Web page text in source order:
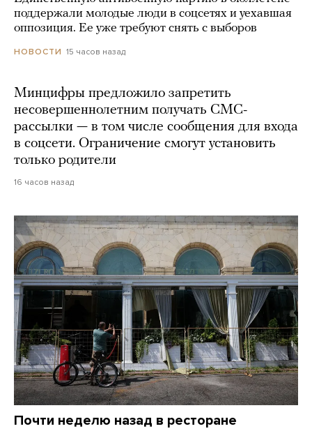
поддержали молодые люди в соцсетях и уехавшая
оппозиция. Ее уже требуют снять с выборов
НОВОСТИ 15 часов назад
Минцифры предложило запретить
несовершеннолетним получать СМС-
рассылки — в том числе сообщения для входа
в соцсети. Ограничение смогут установить
только родители
16 часов назад
Почти неделю назад в ресторане